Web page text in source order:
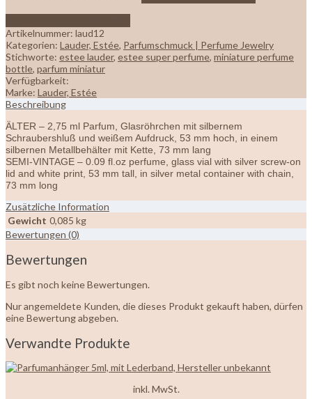
Artikelnummer: laud12
Kategorien: Lauder, Estée, Parfumschmuck | Perfume Jewelry
Stichworte: estee lauder, estee super perfume, miniature perfume
bottle, parfum miniatur
Verfügbarkeit:
Marke: Lauder, Estée
Beschreibung
ÄLTER – 2,75 ml Parfum, Glasröhrchen mit silbernem
Schraubershluß und weißem Aufdruck, 53 mm hoch, in einem
silbernen Metallbehälter mit Kette, 73 mm lang
SEMI-VINTAGE – 0.09 fl.oz perfume, glass vial with silver screw-on
lid and white print, 53 mm tall, in silver metal container with chain,
73 mm long
Zusätzliche Information
Gewicht 0,085 kg
Bewertungen (0)
Bewertungen
Es gibt noch keine Bewertungen.
Nur angemeldete Kunden, die dieses Produkt gekauft haben, dürfen
eine Bewertung abgeben.
Verwandte Produkte
inkl. MwSt.